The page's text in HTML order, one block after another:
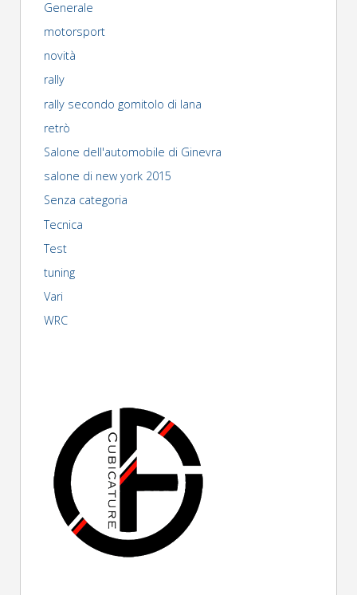
Generale
motorsport
novità
rally
rally secondo gomitolo di lana
retrò
Salone dell'automobile di Ginevra
salone di new york 2015
Senza categoria
Tecnica
Test
tuning
Vari
WRC